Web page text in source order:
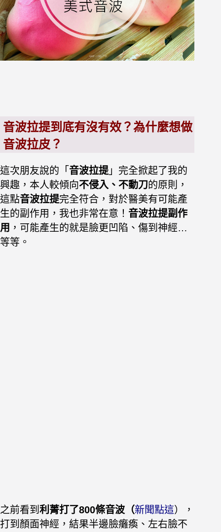
音波拉提到底有沒有效？為什麼想做
音波拉皮？
這次朋友說的「 音波拉提 」完全掀起了我的
興趣，本人較傾向不侵入、不動刀的原則，
這點音波拉提完全符合，對於醫美有可能產
生的副作用，我也非常在意！ 音波拉提副作
用 ，可能產生的就是臉更凹陷、傷到神經…
等等。
之前看到 利菁打了800條音波（新聞點這），
打到顏面神經，結果半邊臉癱瘓、左右臉不